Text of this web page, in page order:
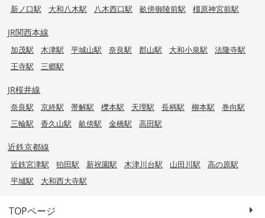
新ノ口駅
大和八木駅 八木西口駅 畝傍御陵前駅 橿原神宮前駅
JR関西本線
加茂駅 木津駅 平城山駅 奈良駅 郡山駅 大和小泉駅
法隆寺駅
王寺駅
三郷駅
JR桜井線
奈良駅 京終駅 帯解駅 櫟本駅 天理駅 長柄駅 柳本駅
巻向駅
三輪駅
香久山駅 畝傍駅 金橋駅 高田駅
近鉄京都線
近鉄宮津駅 狛田駅 新祝園駅 木津川台駅 山田川駅
高の原駅
平城駅
大和西大寺駅
TOPページ